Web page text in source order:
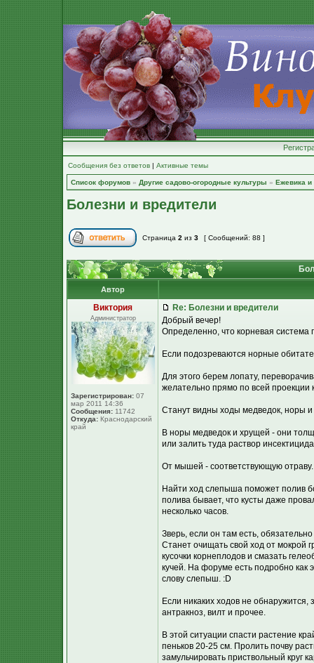
Сообщения без ответов | Активные темы
Список форумов » Другие садово-огородные культуры » Ежевика и
Болезни и вредители
Страница 2 из 3 [ Сообщений: 88 ]
Автор
Виктория
Администратор
Зарегистрирован: 07
мар 2011 14:36
Сообщения: 11742
Откуда: Краснодарский
край
Re: Болезни и вредители
Добрый вечер!
Определенно, что корневая система
Если подозреваются норные
Для этого берем лопату,
желательно прямо по всей проекции
Станут видны ходы медведок, норы
В норы медведок и хрущей - они
или залить туда раствор
От мышей - соответствующую отраву.
Найти ход слепыша поможет полив
полива бывает, что кусты даже
несколько часов.
Зверь, если он там есть,
Станет очищать свой ход от мокрой
кусочки корнеплодов и смазать
кучей. На форуме есть подробно как
слову слепыш. :D
Если никаких ходов не
антракноз, вилт и прочее.
В этой ситуации спасти растение
пеньков 20-25 см. Пролить почву
замульчировать приствольный круг